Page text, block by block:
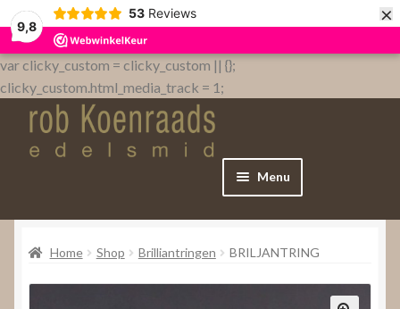
9,8
53 Reviews ×
var clicky_custom = clicky_custom || {};
clicky_custom.html_media_track = 1;
Menu
Home
Home Shop Brilliantringen BRILJANTRING